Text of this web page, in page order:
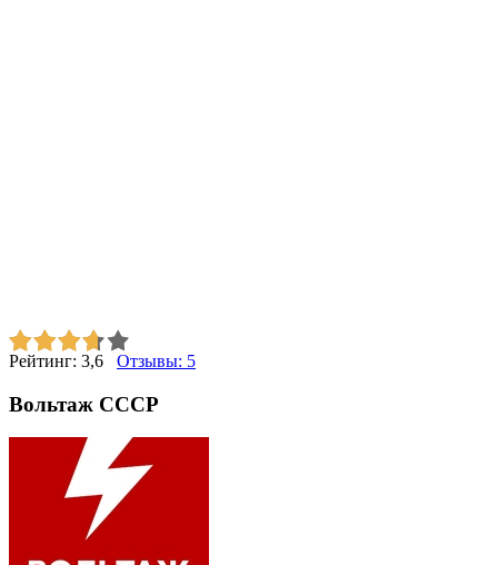
Рейтинг: 3,6 Отзывы: 5
Вольтаж СССР